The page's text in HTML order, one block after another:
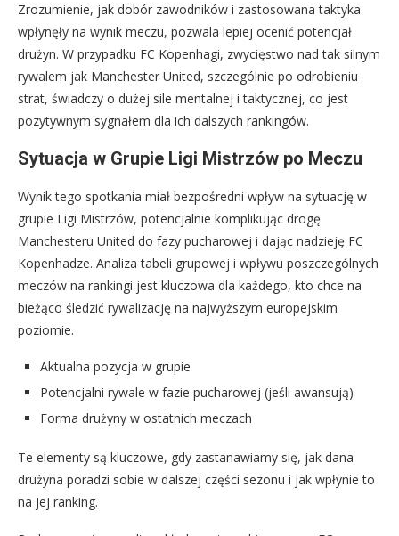
Zrozumienie, jak dobór zawodników i zastosowana taktyka
wpłynęły na wynik meczu, pozwala lepiej ocenić potencjał
drużyn. W przypadku FC Kopenhagi, zwycięstwo nad tak silnym
rywalem jak Manchester United, szczególnie po odrobieniu
strat, świadczy o dużej sile mentalnej i taktycznej, co jest
pozytywnym sygnałem dla ich dalszych rankingów.
Sytuacja w Grupie Ligi Mistrzów po Meczu
Wynik tego spotkania miał bezpośredni wpływ na sytuację w
grupie Ligi Mistrzów, potencjalnie komplikując drogę
Manchesteru United do fazy pucharowej i dając nadzieję FC
Kopenhadze. Analiza tabeli grupowej i wpływu poszczególnych
meczów na rankingi jest kluczowa dla każdego, kto chce na
bieżąco śledzić rywalizację na najwyższym europejskim
poziomie.
Aktualna pozycja w grupie
Potencjalni rywale w fazie pucharowej (jeśli awansują)
Forma drużyny w ostatnich meczach
Te elementy są kluczowe, gdy zastanawiamy się, jak dana
drużyna poradzi sobie w dalszej części sezonu i jak wpłynie to
na jej ranking.